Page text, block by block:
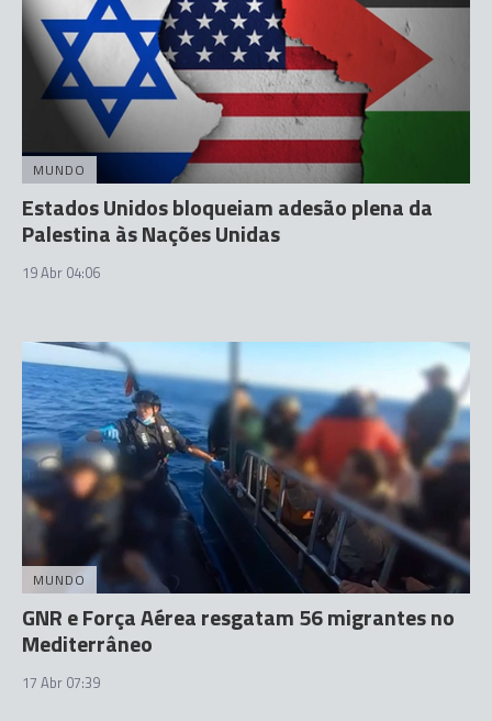
MUNDO
Estados Unidos bloqueiam adesão plena da
Palestina às Nações Unidas
19 Abr 04:06
MUNDO
GNR e Força Aérea resgatam 56 migrantes no
Mediterrâneo
17 Abr 07:39